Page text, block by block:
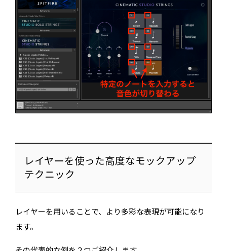
レイヤーを使った高度なモックアップ
テクニック
レイヤーを用いることで、より多彩な表現が可能になり
ます。